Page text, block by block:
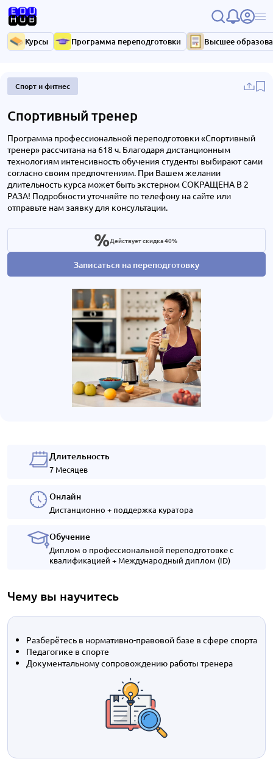
Курсы Программа переподготовки Высшее
Спорт и фитнес
Спортивный тренер
Программа профессиональной переподготовки «Спортивный
тренер» рассчитана на 618 ч. Благодаря дистанционным
технологиям интенсивность обучения студенты выбирают сами
согласно своим предпочтениям. При Вашем желании
длительность курса может быть экстерном СОКРАЩЕНА В 2
РАЗА! Подробности уточняйте по телефону на сайте или
отправьте нам заявку для консультации.
Записаться на переподготовку
Действует скидка 40%
Длительность
7 Месяцев
Онлайн
Дистанционно + поддержка куратора
Обучение
Диплом о профессиональной переподготовке с
квалификацией + Международный диплом (ID)
Чему вы научитесь
Разберётесь в нормативно-правовой базе в сфере спорта
Педагогике в спорте
Документальному сопровождению работы тренера